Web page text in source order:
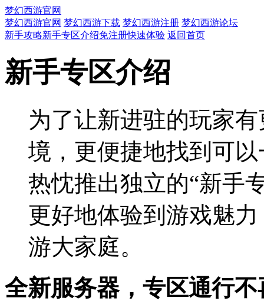
梦幻西游官网
梦幻西游官网 梦幻西游下载 梦幻西游注册 梦幻西游论坛
新手攻略新手专区介绍免注册快速体验 返回首页
新手专区介绍
为了让新进驻的玩家
境，更便捷地找到可
热忱推出独立的“新手
更好地体验到游戏魅
游大家庭。
全新服务器，专区通行